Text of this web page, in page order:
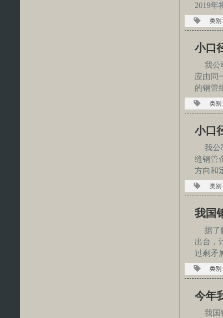
2019年
类别
小口
我公
应由同
的钢管
类别
小口
我公
缝钢管
方向和
类别
我国
据了
出台，
过剩矛
类别
今年
我国